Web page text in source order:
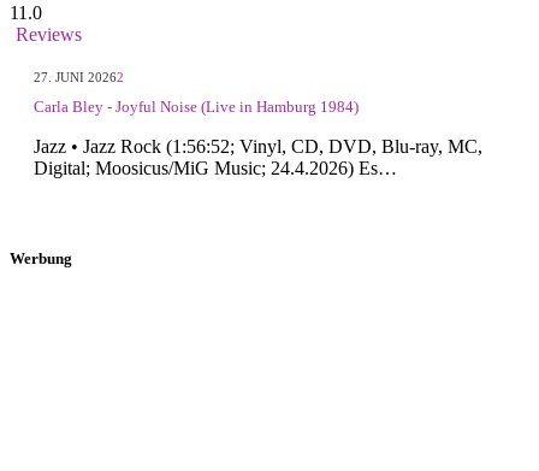
11.0
Reviews
27. JUNI 20262
Carla Bley - Joyful Noise (Live in Hamburg 1984)
Jazz • Jazz Rock (1:56:52; Vinyl, CD, DVD, Blu-ray, MC,
Digital; Moosicus/MiG Music; 24.4.2026) Es…
Werbung